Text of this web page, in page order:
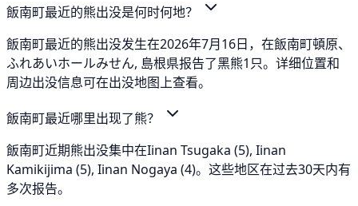
飯南町最近的熊出没是何时何地？
飯南町最近的熊出没发生在2026年7月16日，在飯南町頓原、
ふれあいホールみせん, 島根県报告了黑熊1只。详细位置和
周边出没信息可在出没地图上查看。
飯南町最近哪里出现了熊？
飯南町近期熊出没集中在Iinan Tsugaka (5), Iinan
Kamikijima (5), Iinan Nogaya (4)。这些地区在过去30天内有
多次报告。